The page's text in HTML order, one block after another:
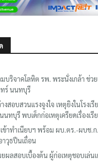
มบริจาคโลหิต รพ. พระนั่งเกล้า ช่ว
ร์ นนทบุรี
งสอบสวนแรงจูงใจ เหตุยิงในโรงเรี
นทบุรี พบเด็กก่อเหตุเครียดเรื่องเรี
ข้าทำเนียบฯ พร้อม ผบ.ตร.-ผบช.ก
วุธปืนเถื่อน
ยผลสอบเบื้องต้น ผู้ก่อเหตุชอบเล่น